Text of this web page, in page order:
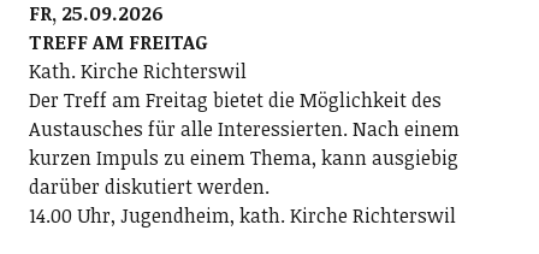
FR, 25.09.2026
TREFF AM FREITAG
Kath. Kirche Richterswil
Der Treff am Freitag bietet die Möglichkeit des
Austausches für alle Interessierten. Nach einem
kurzen Impuls zu einem Thema, kann ausgiebig
darüber diskutiert werden.
14.00 Uhr, Jugendheim, kath. Kirche Richterswil